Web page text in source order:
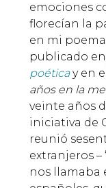
emociones
florecían la
en mi
publicado
poéticay en
años en la
veinte años
iniciativa de
reunió
extranjeros –
nos llamaba